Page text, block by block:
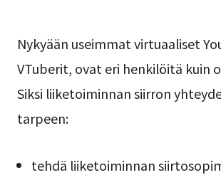
Nykyään useimmat virtuaaliset
VTuberit, ovat eri henkilöitä kuin
Siksi liiketoiminnan siirron
tarpeen:
tehdä liiketoiminnan